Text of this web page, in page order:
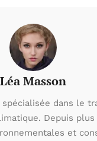
Léa Masson
dans le
Depuis
et